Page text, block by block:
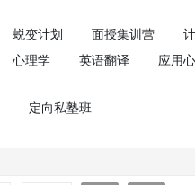
蜕变计划 面授集训营
心理学 英语翻译 应用
定向私塾班